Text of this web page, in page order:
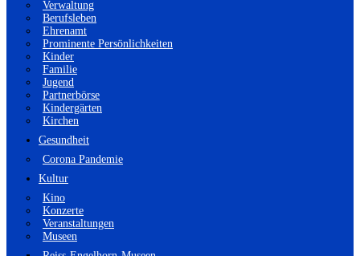
Verwaltung
Berufsleben
Ehrenamt
Prominente Persönlichkeiten
Kinder
Familie
Jugend
Partnerbörse
Kindergärten
Kirchen
Gesundheit
Corona Pandemie
Kultur
Kino
Konzerte
Veranstaltungen
Museen